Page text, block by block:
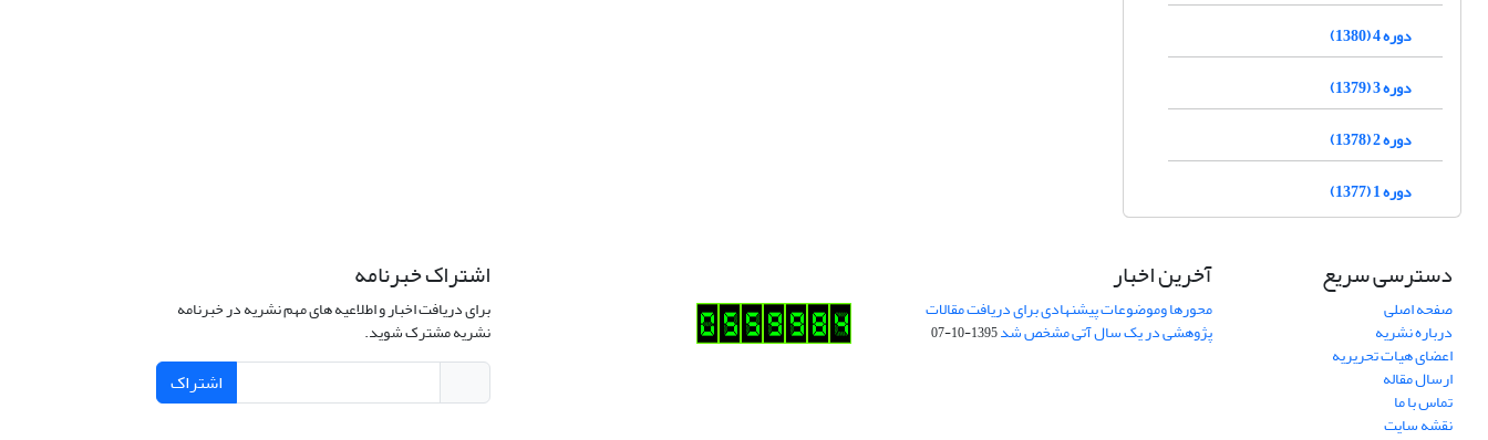
دوره 4 (1380)
دوره 3 (1379)
دوره 2 (1378)
دوره 1 (1377)
دسترسی سریع
صفحه اصلی
درباره نشریه
اعضای هیات تحریریه
ارسال مقاله
تماس با ما
نقشه سایت
آخرین اخبار
محورها وموضوعات پیشنهادی برای دریافت مقالات
پژوهشی در یک سال آتی مشخص شد1395-10-07
اشتراک خبرنامه
برای دریافت اخبار و اطلاعیه های مهم نشریه در خبرنامه
نشریه مشترک شوید.
اشتراک